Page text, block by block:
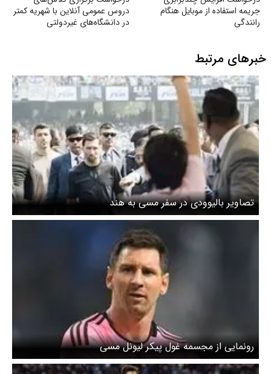
جریمه استفاده از موبایل هنگام
رانندگی
دروس عمومی آنلاین با شهریه کمتر
در دانشگاه‌های غیردولتی
خبرهای مرتبط
تصاویر بالیوودی در سفر مسی به هند
رونمایی از مجسمه غول پیکر لیونل مسی